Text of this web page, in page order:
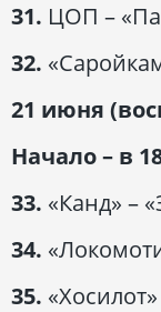
31. ЦОП –
32.
21 июня
Начало – в
33. «Канд» –
34.
35.